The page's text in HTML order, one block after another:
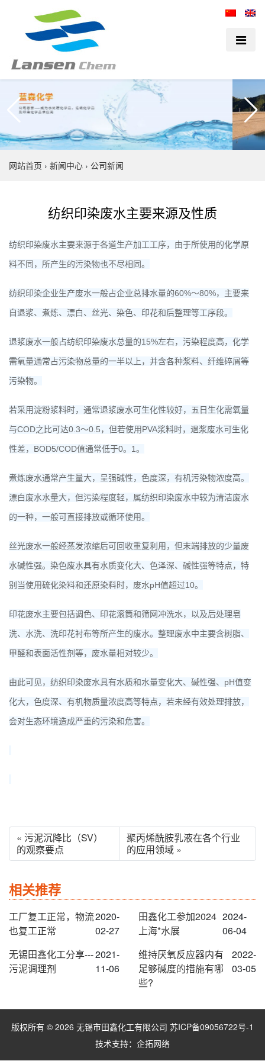
网站首页 › 新闻中心 › 公司新闻
​纺织印染废水主要来源及性质
纺织印染废水主要来源于各道生产加工工序，由于所使用的化学原
料不同，所产生的污染物也不尽相同。
纺织印染企业生产废水一般占企业总排水量的60%～80%，主要来
自退浆、煮炼、漂白、丝光、染色、印花和后整理等工序段。
退浆废水一般占纺织印染废水总量的15%左右，污染程度高，化学
需氧量通常占污染物总量的一半以上，并含各种浆料、纤维碎屑等
污染物。
若采用淀粉浆料时，通常退浆废水可生化性较好，五日生化需氧量
与COD之比可达0.3～0.5，但若使用PVA浆料时，退浆废水可生化
性差，BOD5/COD值通常低于0。1。
煮炼废水通常产生量大，呈强碱性，色度深，有机污染物浓度高。
漂白废水水量大，但污染程度轻，属纺织印染废水中较为清洁废水
的一种，一般可直接排放或循环使用。
丝光废水一般经蒸发浓缩后可回收重复利用，但末端排放的少量废
水碱性强。染色废水具有水质变化大、色泽深、碱性强等特点，特
别当使用硫化染料和还原染料时，废水pH值超过10。
印花废水主要包括调色、印花滚筒和筛网冲洗水，以及后处理皂
洗、水洗、洗印花衬布等所产生的废水。整理废水中主要含树脂、
甲醛和表面活性剂等，废水量相对较少。
由此可见，纺织印染废水具有水质和水量变化大、碱性强、pH值变
化大，色度深、有机物质量浓度高等特点，若未经有效处理排放，
会对生态环境造成严重的污染和危害。
« 污泥沉降比（SV）
的观察要点
聚丙烯酰胺乳液在各个行业
的应用领域 »
相关推荐
工厂复工正常，物流
也复工正常
2020-
02-27
田鑫化工参加2024
上海*水展
2024-
06-04
无锡田鑫化工分享---
污泥调理剂
2021-
11-06
维持厌氧反应器内有
足够碱度的措施有哪
些?
2022-
03-05
版权所有 © 2026 无锡市田鑫化工有限公司 苏ICP备09056722号-1
技术支持： 企拓网络